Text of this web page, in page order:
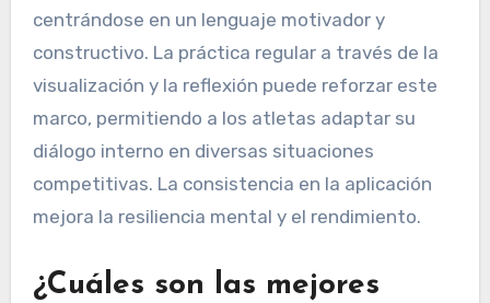
centrándose en un lenguaje motivador y
constructivo. La práctica regular a través de la
visualización y la reflexión puede reforzar este
marco, permitiendo a los atletas adaptar su
diálogo interno en diversas situaciones
competitivas. La consistencia en la aplicación
mejora la resiliencia mental y el rendimiento.
¿Cuáles son las mejores